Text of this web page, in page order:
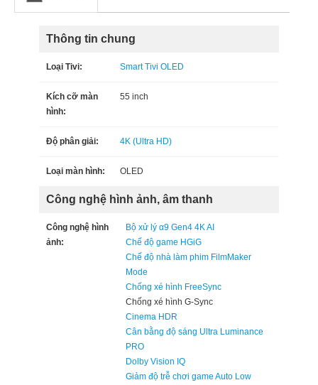
Thông tin chung
Loại Tivi: Smart Tivi OLED
Kích cỡ màn
hình:
55 inch
Độ phân giải: 4K (Ultra HD)
Loại màn hình: OLED
Công nghệ hình ảnh, âm thanh
Công nghệ hình
ảnh:
Bộ xử lý α9 Gen4 4K AI
Chế độ game HGiG
Chế độ nhà làm phim FilmMaker
Mode
Chống xé hình FreeSync
Chống xé hình G-Sync
Cinema HDR
Cân bằng độ sáng Ultra Luminance
PRO
Dolby Vision IQ
Giảm độ trễ chơi game Auto Low